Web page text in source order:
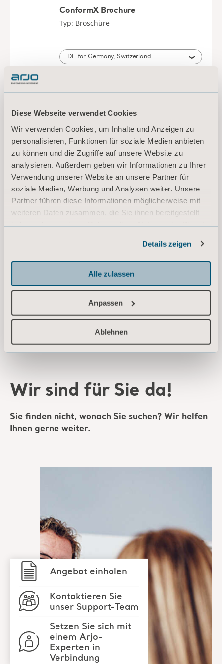
Diese Webseite verwendet Cookies
Wir verwenden Cookies, um Inhalte und Anzeigen zu
personalisieren, Funktionen für soziale Medien anbieten
zu können und die Zugriffe auf unsere Website zu
analysieren. Außerdem geben wir Informationen zu Ihrer
Verwendung unserer Website an unsere Partner für
soziale Medien, Werbung und Analysen weiter. Unsere
Partner führen diese Informationen möglicherweise mit
weiteren Daten zusammen, die Sie ihnen bereitgestellt
Details zeigen
Alle zulassen
Anpassen
Ablehnen
ConformX Brochure
Typ: Broschüre
DE for Germany, Switzerland
Way Turn Mattress Replacement
Typ: Bedienungsanleitung (IFU)
DOWNLOAD
Turn Mattress Overlay
DOWNLOAD
in Ihrem Land verfügbar ist.
Wir sind für Sie da!
Sie finden nicht, wonach Sie suchen? Wir helfen
Ihnen gerne weiter.
Angebot einholen
Kontaktieren Sie
unser Support-Team
Setzen Sie sich mit
einem Arjo-
Experten in
Verbindung